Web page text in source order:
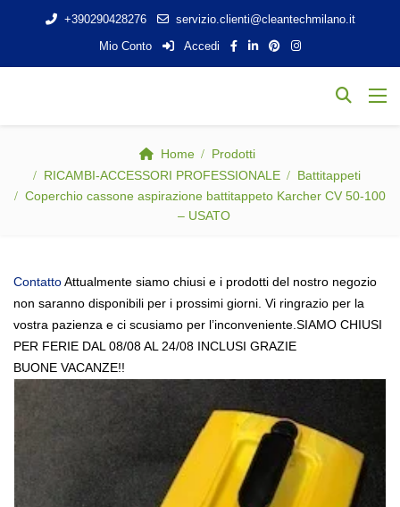
+390290428276
servizio.clienti@cleantechmilano.it
Mio Conto
Accedi
Home
Prodotti
RICAMBI-ACCESSORI PROFESSIONALE
Battitappeti
Coperchio cassone aspirazione battitappeto Karcher CV 50-100
– USATO
ContattoAttualmente siamo chiusi e i prodotti del nostro negozio
non saranno disponibili per i prossimi giorni. Vi ringrazio per la
vostra pazienza e ci scusiamo per l’inconveniente.SIAMO CHIUSI
PER FERIE DAL 08/08 AL 24/08 INCLUSI GRAZIE
BUONE VACANZE!!